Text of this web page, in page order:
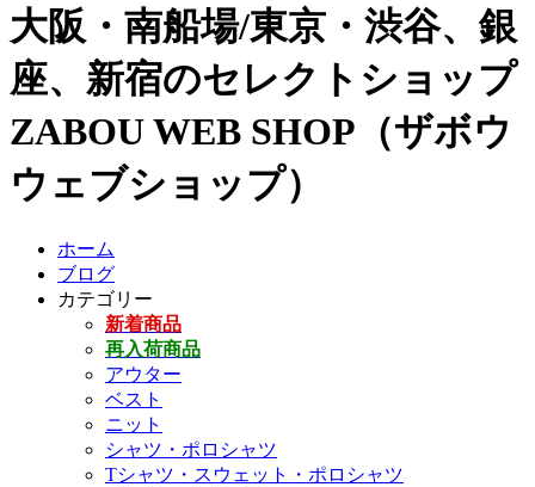
大阪・南船場/東京・渋谷、銀
座、新宿のセレクトショップ
ZABOU WEB SHOP（ザボウ
ウェブショップ）
ホーム
ブログ
カテゴリー
新着商品
再入荷商品
アウター
ベスト
ニット
シャツ・ポロシャツ
Tシャツ・スウェット・ポロシャツ